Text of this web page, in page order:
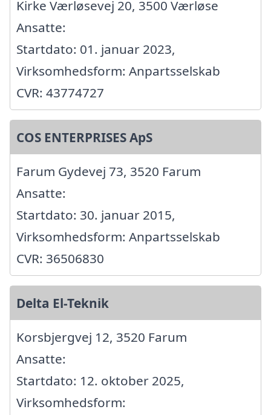
Kirke Værløsevej 20, 3500 Værløse
Ansatte:
Startdato: 01. januar 2023,
Virksomhedsform: Anpartsselskab
CVR: 43774727
COS ENTERPRISES ApS
Farum Gydevej 73, 3520 Farum
Ansatte:
Startdato: 30. januar 2015,
Virksomhedsform: Anpartsselskab
CVR: 36506830
Delta El-Teknik
Korsbjergvej 12, 3520 Farum
Ansatte:
Startdato: 12. oktober 2025,
Virksomhedsform: